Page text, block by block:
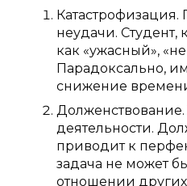
неудачи.
как «ужасный»,
Парадоксально,
снижение
деятельности.
приводит к
задача не может
отношении